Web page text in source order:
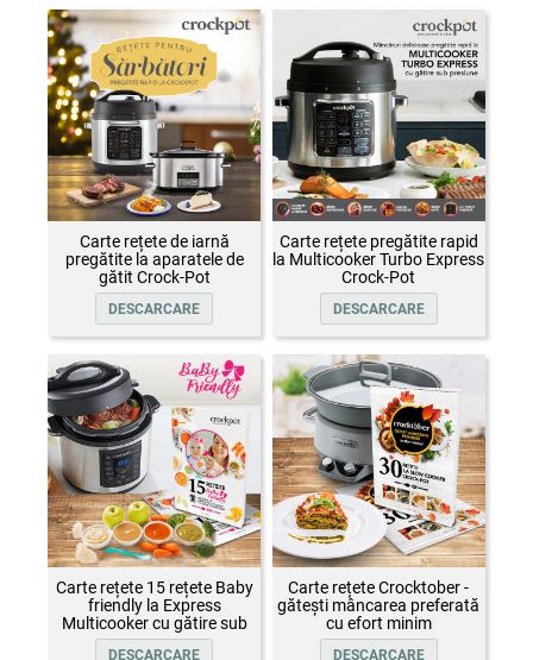
Carte rețete de iarnă
pregătite la aparatele de
gătit Crock-Pot
DESCARCARE
Carte rețete pregătite rapid
la Multicooker Turbo Express
Crock-Pot
DESCARCARE
Carte rețete 15 rețete Baby
friendly la Express
Multicooker cu gătire sub
presiune Crock-Pot
DESCARCARE
Carte rețete Crocktober -
gătești mâncarea preferată
cu efort minim
DESCARCARE